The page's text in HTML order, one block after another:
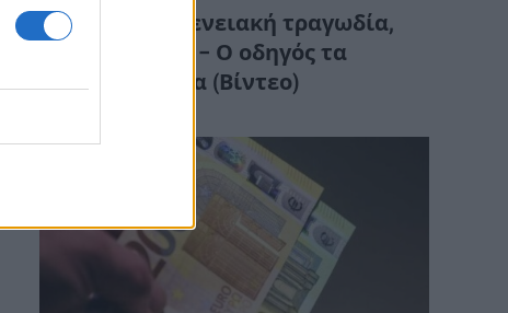
Σέρρες: Οικογενειακή τραγωδία,
πριν από λίγο – Ο οδηγός τα
κατέγραψε όλα (Βίντεο)